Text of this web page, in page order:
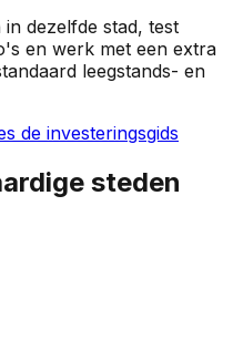
dezelfde stad, test
en werk met een extra
leegstands- en
de investeringsgids
steden